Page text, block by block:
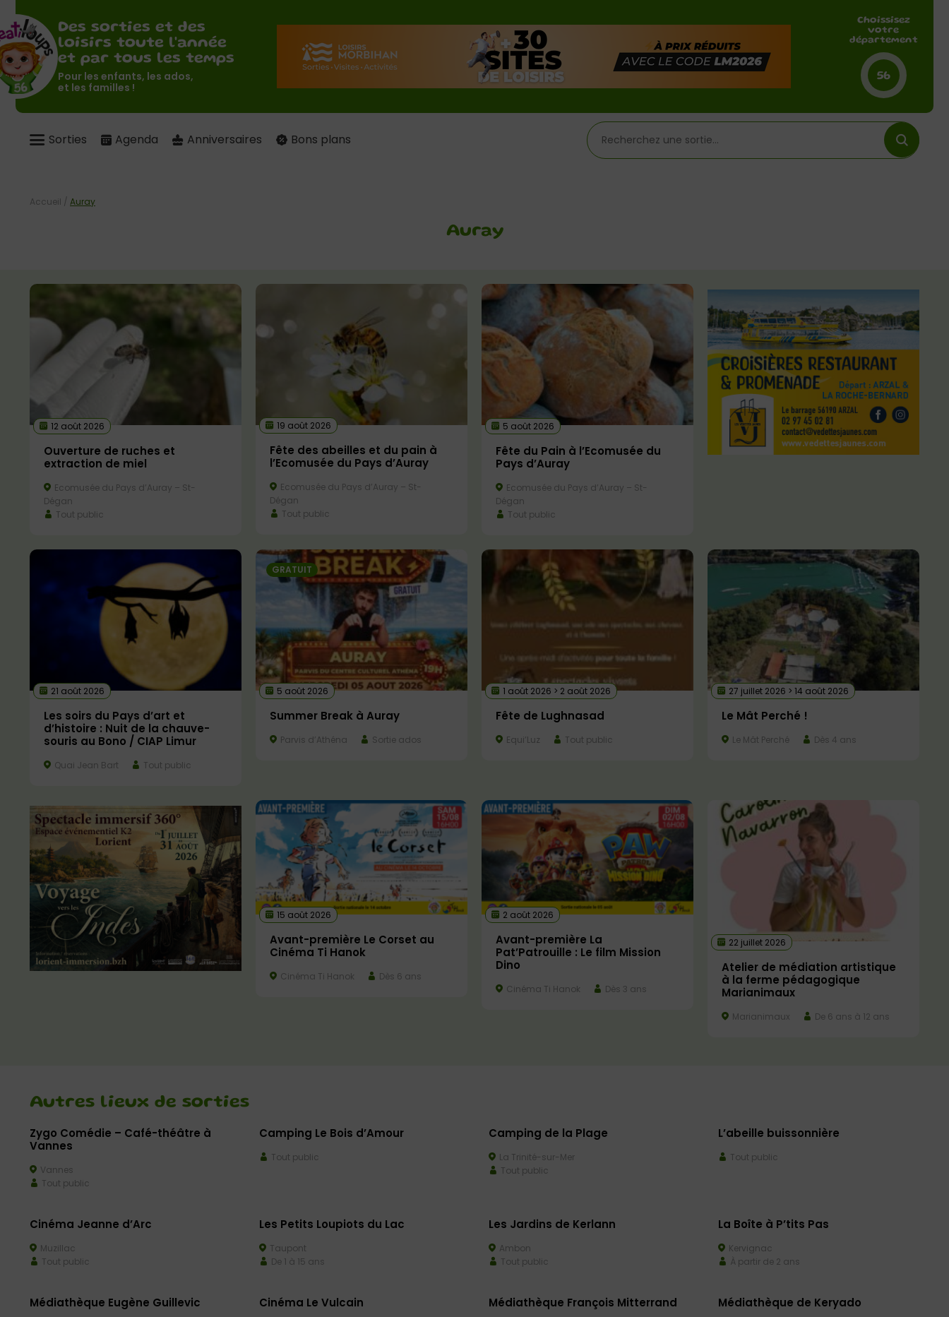
Des sorties et des
loisirs toute l'année
et par tous les temps
Pour les enfants, les ados,
et les familles !
Choissisez
votre
département
56
Sorties Agenda Anniversaires Bons plans
Auray
Accueil / Auray
12 août 2026
Ouverture de ruches et
extraction de miel
Ecomusée du Pays d’Auray – St-
Dégan
Tout public
19 août 2026
Fête des abeilles et du pain à
l’Ecomusée du Pays d’Auray
Ecomusée du Pays d’Auray – St-
Dégan
Tout public
5 août 2026
Fête du Pain à l’Ecomusée du
Pays d’Auray
Ecomusée du Pays d’Auray – St-
Dégan
Tout public
21 août 2026
Les soirs du Pays d’art et
d’histoire : Nuit de la chauve-
souris au Bono / CIAP Limur
Quai Jean Bart Tout public
5 août 2026
Summer Break à Auray
Parvis d’Athéna Sortie ados
GRATUIT
1 août 2026 > 2 août 2026
Fête de Lughnasad
Equi’Luz Tout public
27 juillet 2026 > 14 août 2026
Le Mât Perché !
Le Mât Perché Dès 4 ans
15 août 2026
Avant-première Le Corset au
Cinéma Ti Hanok
Cinéma Ti Hanok Dès 6 ans
2 août 2026
Avant-première La
Pat’Patrouille : Le film Mission
Dino
Cinéma Ti Hanok Dès 3 ans
22 juillet 2026
Atelier de médiation artistique
à la ferme pédagogique
Marianimaux
Marianimaux De 6 ans à 12 ans
Autres lieux de sorties
Zygo Comédie – Café-théâtre à
Vannes
Vannes
Tout public
Camping Le Bois d’Amour
Tout public
Camping de la Plage
La Trinité-sur-Mer
Tout public
L’abeille buissonnière
Tout public
Cinéma Jeanne d’Arc
Muzillac
Tout public
Les Petits Loupiots du Lac
Taupont
De 1 à 15 ans
Les Jardins de Kerlann
Ambon
Tout public
La Boîte à P’tits Pas
Kervignac
À partir de 2 ans
Médiathèque Eugène Guillevic Cinéma Le Vulcain Médiathèque François Mitterrand Médiathèque de Keryado